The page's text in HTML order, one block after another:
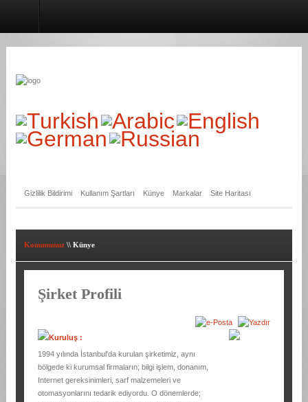
Gizlilik Bildirimi Kullanım Şartları Künye Markalar Site Haritası
Konumunuz\\ Künye
Şirket Profili
Kuruluş :
1994 yılında İstanbul'da kurulan şirketimiz, aynı
bölgede ki kurumsal firmaların; bilgi işlem, donanım,
Internet gereksinimleri, sarf malzemeleri ve
otomasyonlarını tedarik ediyordu. O dönemlerde;